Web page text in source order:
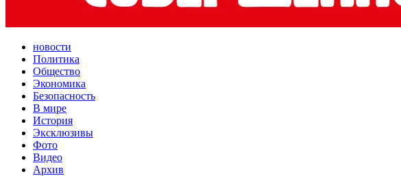
новости
Политика
Общество
Экономика
Безопасность
В мире
История
Эксклюзивы
Фото
Видео
Архив